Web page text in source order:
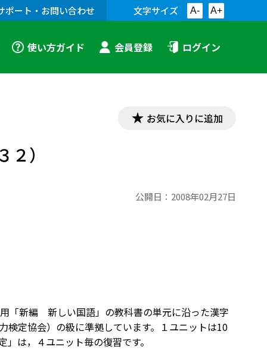
ポート・お問い合わせ 文字サイズ A- A+
使い方ガイド 会員登録 ログイン
お気に入りに追加
）
公開日： 2008年02月27日
「新編 新しい国語」の教科書の単元に沿った漢字
検定協会）の級に準拠しています。１ユニットは10
は，４ユニット毎の復習です。